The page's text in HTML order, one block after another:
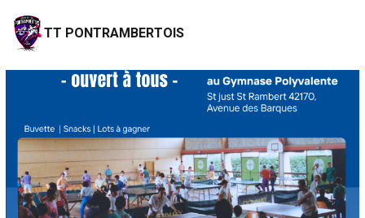
TT PONTRAMBERTOIS